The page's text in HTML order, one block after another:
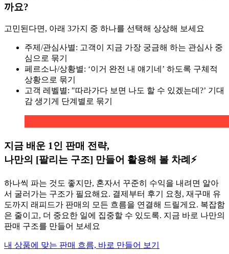
까요?
고민된다면, 아래 3가지 중 하나를 선택해 상상해 보세요
주제/관심사별: 고객이 지금 가장 궁금해 하는 관심사 중
심으로 묶기
페르소나/상황별: ‘이거 완전 내 얘기네’ 하도록 구체적
상황으로 묶기
고객 레벨별: "따라가다 보면 나도 할 수 있겠는데?’ 기대
감 생기게 단계별로 묶기
지금 배운 1인 판매 전략,
나만의 [팔리는 구조] 만들어 활용해 볼 차례⚡️
하나씩 파는 것도 좋지만, 혼자서 꾸준히 수익을 내려면 알아
서 굴러가는 구조가 필요해요. 결제부터 후기 요청, 재구매 유
도까지 래피드가 판매의 모든 흐름을 연결해 드릴게요. 복잡함
은 줄이고, 더 중요한 일에 집중할 수 있도록. 지금 바로 나만의
판매 구조를 만들어 보세요
내 상품에 맞는 판매 흐름, 바로 만들어 보기